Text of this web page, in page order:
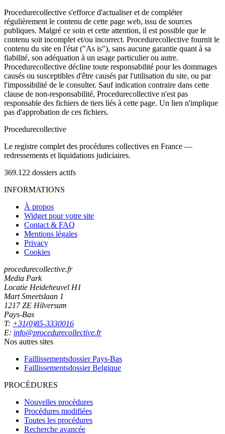
Procedurecollective s'efforce d'actualiser et de compléter
régulièrement le contenu de cette page web, issu de sources
publiques. Malgré ce soin et cette attention, il est possible que le
contenu soit incomplet et/ou incorrect. Procedurecollective fournit le
contenu du site en l'état ("As is"), sans aucune garantie quant à sa
fiabilité, son adéquation à un usage particulier ou autre.
Procedurecollective décline toute responsabilité pour les dommages
causés ou susceptibles d'être causés par l'utilisation du site, ou par
l'impossibilité de le consulter. Sauf indication contraire dans cette
clause de non-responsabilité, Procedurecollective n'est pas
responsable des fichiers de tiers liés à cette page. Un lien n'implique
pas d'approbation de ces fichiers.
Procedurecollective
Le registre complet des procédures collectives en France —
redressements et liquidations judiciaires.
369.122 dossiers actifs
INFORMATIONS
À propos
Widget pour votre site
Contact & FAQ
Mentions légales
Privacy
Cookies
procedurecollective.fr
Media Park
Locatie Heideheuvel H1
Mart Smeetslaan 1
1217 ZE Hilversum
Pays-Bas
T: +31(0)85-3330016
E: info@procedurecollective.fr
Nos autres sites
Faillissementsdossier Pays-Bas
Faillissementsdossier Belgique
PROCÉDURES
Nouvelles procédures
Procédures modifiées
Toutes les procédures
Recherche avancée